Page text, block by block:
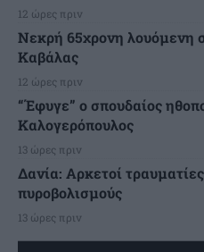
12 ώρες πριν
Νεκρή 65χρονη λουόμενη
Καβάλας
12 ώρες πριν
“Έφυγε” ο σπουδαίος
Καλογερόπουλος
13 ώρες πριν
Δανία: Αρκετοί
πυροβολισμούς
13 ώρες πριν